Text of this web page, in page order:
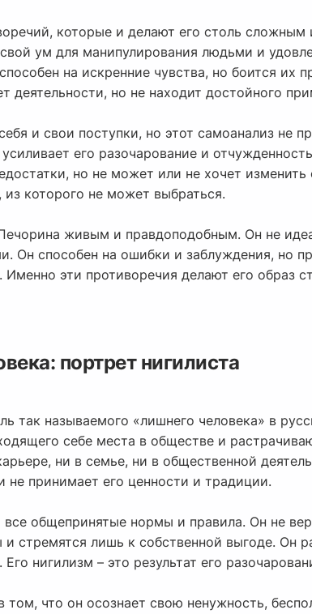
которые и делают его столь сложным
ум для манипулирования людьми и
на искренние чувства, но боится их
но не находит достойного
и свои поступки, но этот самоанализ не
его разочарование и
но не может или не хочет изменить
которого не может выбраться.
живым и правдоподобным. Он не
Он способен на ошибки и заблуждения, но
эти противоречия делают его образ
портрет нигилиста
так называемого «лишнего человека» в
себе места в обществе и
ни в семье, ни в общественной
принимает его ценности и традиции.
общепринятые нормы и правила. Он не
стремятся лишь к собственной выгоде. Он
нигилизм – это результат его
том, что он осознает свою ненужность,